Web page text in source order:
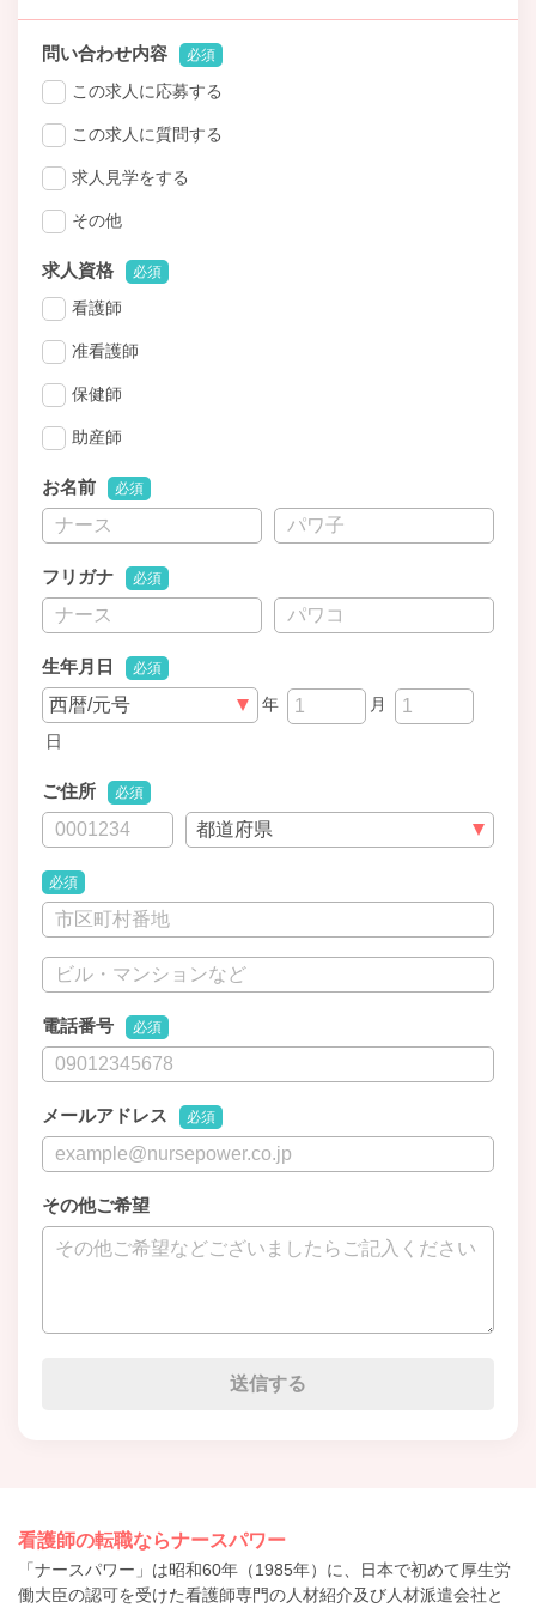
問い合わせ内容 必須
この求人に応募する
この求人に質問する
求人見学をする
その他
求人資格 必須
看護師
准看護師
保健師
助産師
お名前 必須
フリガナ 必須
生年月日 必須
年
月
日
ご住所 必須
必須
電話番号 必須
メールアドレス 必須
その他ご希望
看護師の転職ならナースパワー
「ナースパワー」は昭和60年（1985年）に、日本で初めて厚生労
働大臣の認可を受けた看護師専門の人材紹介及び人材派遣会社と